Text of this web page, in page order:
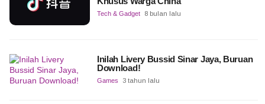
Tech & Gadget 8 bulan lalu
Inilah Livery Bussid Sinar Jaya, Buruan
Download!
Games 3 tahun lalu